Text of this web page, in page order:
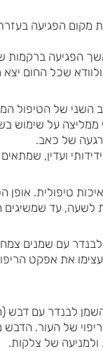
מקום הפגיעה
הפגיעה ברקמות
שכל החום יצא
השני של הטיפול
ממליצה על
של כאב.
ועדין, שמתאים
טיפולית.
לשעה, עד
עם שמנים
של העור.
ולמניעה של צלקות.